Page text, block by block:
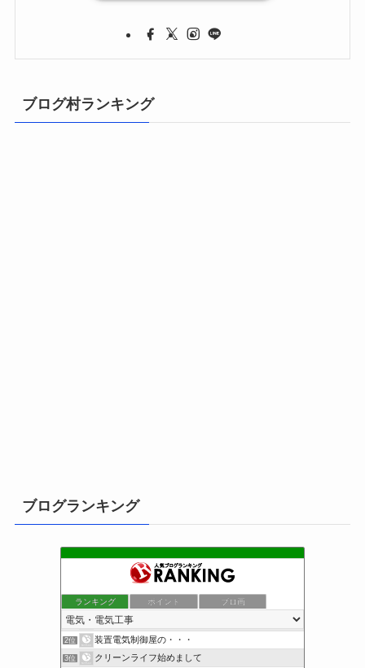
ブログ村ランキング
ブログランキング
ランキング ポイント ブロ画
1位 小さな引越し屋と電気工事屋の奮闘記
2位 装置電気制御屋の・・・
3位 クリーンライフ始めまして